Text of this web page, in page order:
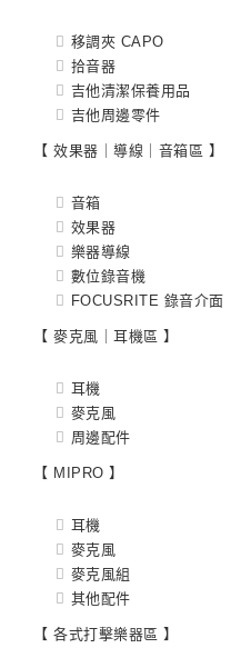
移調夾 CAPO
拾音器
吉他清潔保養用品
吉他周邊零件
【 效果器｜導線｜音箱區 】
音箱
效果器
樂器導線
數位錄音機
FOCUSRITE 錄音介面
【 麥克風｜耳機區 】
耳機
麥克風
周邊配件
【 MIPRO 】
耳機
麥克風
麥克風組
其他配件
【 各式打擊樂器區 】